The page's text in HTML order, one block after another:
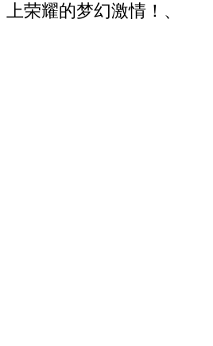
上荣耀的梦幻激情！、